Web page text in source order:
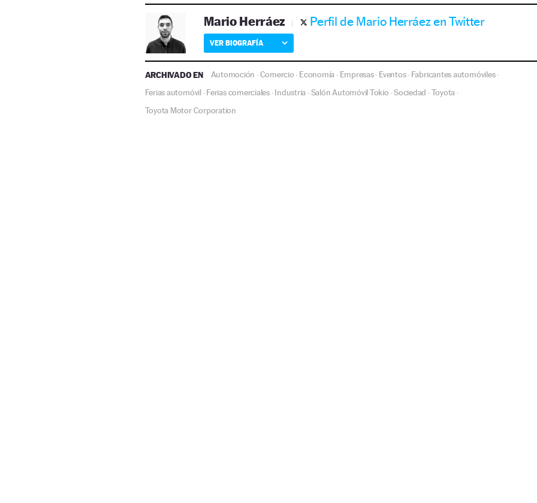
Mario Herráez Perfil de Mario Herráez en Twitter
VER BIOGRAFÍA
ARCHIVADO EN Automoción ·Comercio · Economía · Empresas· Eventos· Fabricantes automóviles·
Ferias automóvil ·Ferias comerciales ·Industria ·Salón Automóvil Tokio ·Sociedad ·Toyota ·
Toyota Motor Corporation